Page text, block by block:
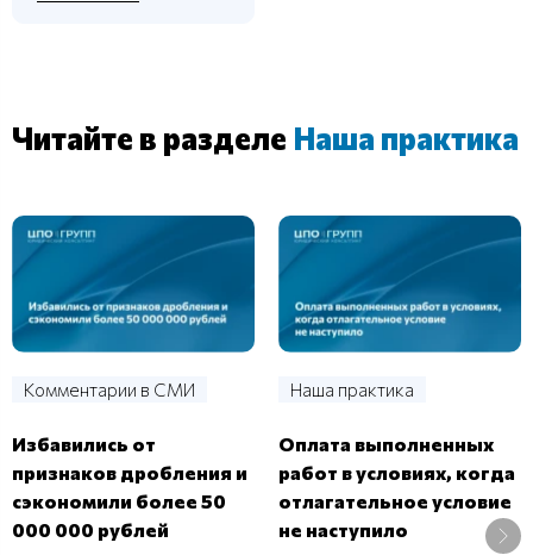
Читайте в разделе Наша практика
Комментарии в СМИ
Избавились от
признаков дробления и
сэкономили более 50
000 000 рублей
Наша практика
Оплата выполненных
работ в условиях, когда
отлагательное условие
не наступило